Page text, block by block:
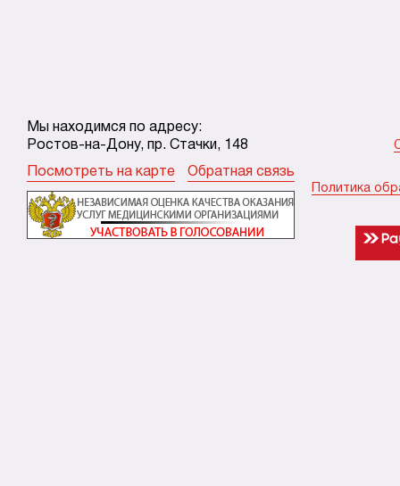
Мы находимся по адресу:
Ростов-на-Дону, пр. Стачки, 148
Посмотреть на карте Обратная связь
Политика